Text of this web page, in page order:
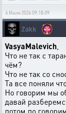
6 Июля 2026 09:18:09
Zakk
VasyaMalevich
Что не так с
чём?
Что не так со
Та все поняли
Но говорим мы
давай
потом по